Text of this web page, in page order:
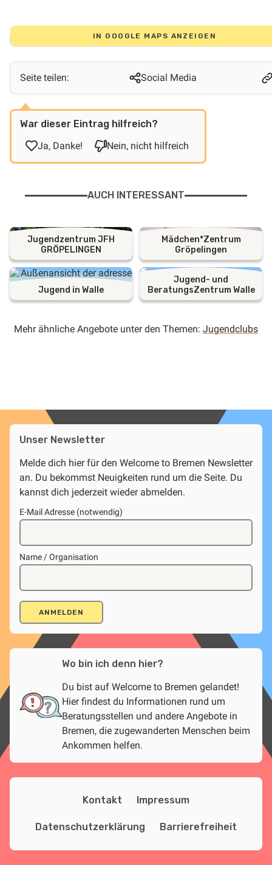
IN GOOGLE MAPS ANZEIGEN
Seite teilen: Social Media
War dieser Eintrag hilfreich?
Ja, Danke!
Nein, nicht hilfreich
AUCH INTERESSANT
Jugendzentrum JFH
GRÖPELINGEN
Mädchen*Zentrum
Gröpelingen
Jugend in Walle
Jugend- und
BeratungsZentrum Walle
Mehr ähnliche Angebote unter den Themen: Jugendclubs
Unser Newsletter
Melde dich hier für den Welcome to Bremen Newsletter
an. Du bekommst Neuigkeiten rund um die Seite. Du
kannst dich jederzeit wieder abmelden.
E-Mail Adresse (notwendig)
Name / Organisation
Wo bin ich denn hier?
Du bist auf Welcome to Bremen gelandet!
Hier findest du Informationen rund um
Beratungsstellen und andere Angebote in
Bremen, die zugewanderten Menschen beim
Ankommen helfen.
Kontakt Impressum
Datenschutzerklärung Barrierefreiheit